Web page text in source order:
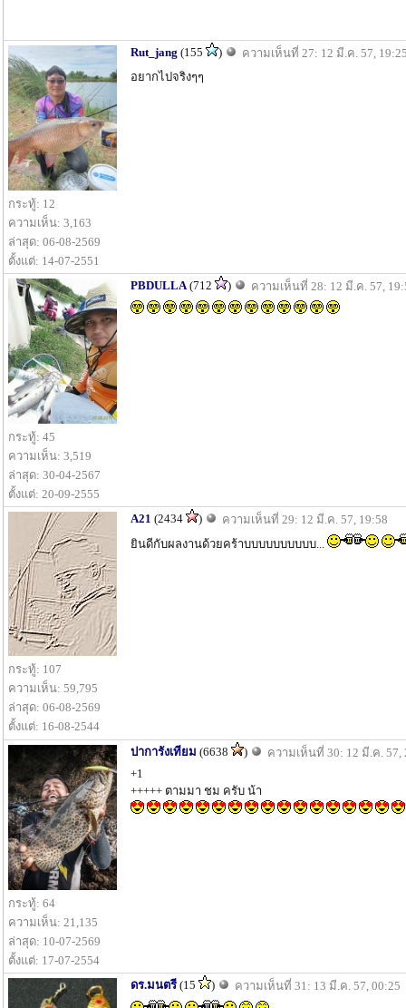
กระทู้: 12
ความเห็น: 3,163
ล่าสุด: 06-08-2569
ตั้งแต่: 14-07-2551
Rut_jang (155 )
ความเห็นที่ 27: 12 มี.ค. 57, 19:25
อยากไปจริงๆๆ
กระทู้: 45
ความเห็น: 3,519
ล่าสุด: 30-04-2567
ตั้งแต่: 20-09-2555
PBDULLA (712 ) ความเห็นที่ 28: 12 มี.ค. 57,
กระทู้: 107
ความเห็น: 59,795
ล่าสุด: 06-08-2569
ตั้งแต่: 16-08-2544
A21 (2434 )
ความเห็นที่ 29: 12 มี.ค. 57, 19:58
ยินดีกับผลงานด้วยคร้าบบบบบบบบบบ...
กระทู้: 64
ความเห็น: 21,135
ล่าสุด: 10-07-2569
ตั้งแต่: 17-07-2554
ปาการังเทียม (6638 )
ความเห็นที่ 30: 12 มี.ค. 57,
+1
+++++ ตามมา ชม ครับ น้า
ดร.มนตรี (15 ) ความเห็นที่ 31: 13 มี.ค. 57, 00:25